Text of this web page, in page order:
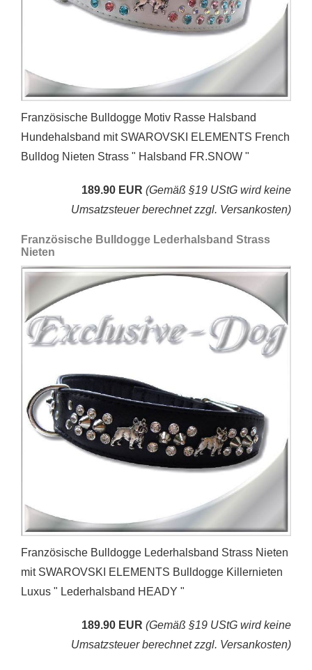
Französische Bulldogge Motiv Rasse Halsband
Hundehalsband mit SWAROVSKI ELEMENTS French
Bulldog Nieten Strass " Halsband FR.SNOW "
189.90 EUR (Gemäß §19 UStG wird keine
Umsatzsteuer berechnet zzgl. Versankosten)
Französische Bulldogge Lederhalsband Strass
Nieten
Französische Bulldogge Lederhalsband Strass Nieten
mit SWAROVSKI ELEMENTS Bulldogge Killernieten
Luxus " Lederhalsband HEADY "
189.90 EUR (Gemäß §19 UStG wird keine
Umsatzsteuer berechnet zzgl. Versankosten)